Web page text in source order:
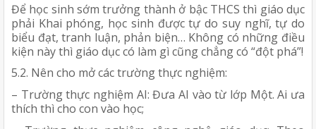
Để học sinh sớm trưởng thành ở bậc THCS thì giáo dục
phải Khai phóng, học sinh được tự do suy nghĩ, tự do
biểu đạt, tranh luận, phản biện… Không có những điều
kiện này thì giáo dục có làm gì cũng chẳng có “đột phá”!
5.2. Nên cho mở các trường thực nghiệm:
– Trường thực nghiệm AI: Đưa AI vào từ lớp Một. Ai ưa
thích thì cho con vào học;